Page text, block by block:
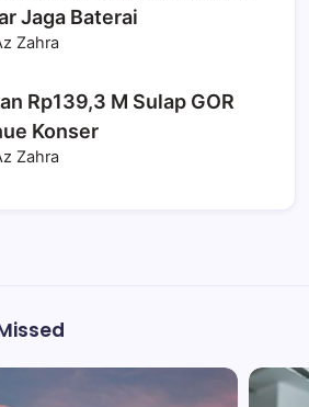
Jaga Baterai
Zahra
Rp139,3 M Sulap GOR
Konser
Zahra